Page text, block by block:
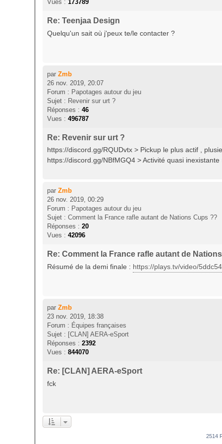
Vues : 173789
Re: Teenjaa Design
Quelqu'un sait où j'peux te/le contacter ?
par Zmb
26 nov. 2019, 20:07
Forum : Papotages autour du jeu
Sujet : Revenir sur urt ?
Réponses : 46
Vues : 496787
Re: Revenir sur urt ?
https://discord.gg/RQUDvtx > Pickup le plus actif ,
https://discord.gg/NBfMGQ4 > Activité quasi
par Zmb
26 nov. 2019, 00:29
Forum : Papotages autour du jeu
Sujet : Comment la France rafle autant de Nations Cups ??
Réponses : 20
Vues : 42096
Re: Comment la France rafle autant de
Résumé de la demi finale : https://plays.tv/video/
par Zmb
23 nov. 2019, 18:38
Forum : Équipes françaises
Sujet : [CLAN] AERA-eSport
Réponses : 2392
Vues : 844070
Re: [CLAN] AERA-eSport
fck
2514